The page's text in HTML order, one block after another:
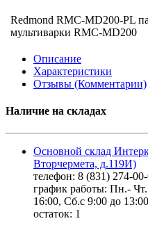
Redmond RMC-MD200-PL
мультиварки RMC-MD200
Описание
Характеристики
Отзывы (Комментарии)
Наличие на складах
Основной склад
Вторчермета, д.119И)
телефон: 8 (831) 274-
график работы: Пн.-
16:00, Сб.с 9:00 до
остаток: 1